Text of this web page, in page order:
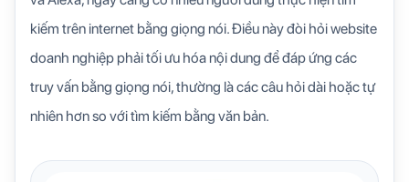
kiếm trên internet bằng giọng nói. Điều này đòi hỏi website
doanh nghiệp phải tối ưu hóa nội dung để đáp ứng các
truy vấn bằng giọng nói, thường là các câu hỏi dài hoặc tự
nhiên hơn so với tìm kiếm bằng văn bản.